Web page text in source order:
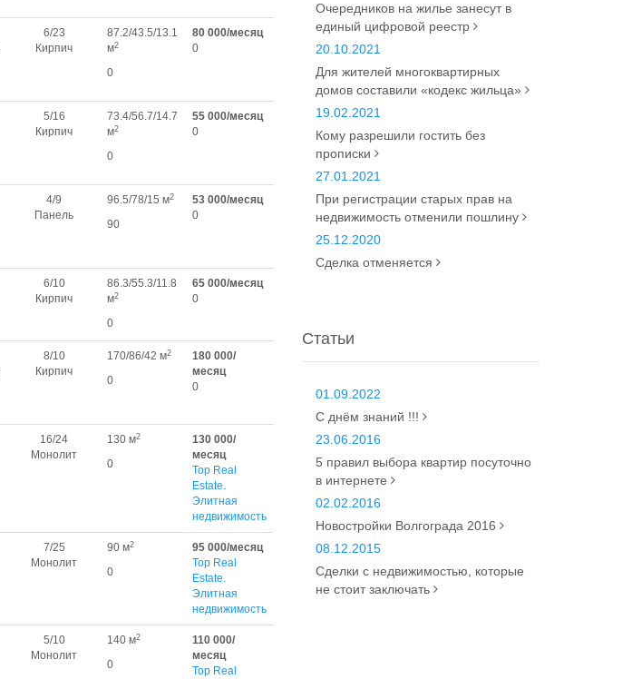
6/23
Кирпич
87.2/43.5/13.1
м2
0
80 000/месяц
0
5/16
Кирпич
73.4/56.7/14.7
м2
0
55 000/месяц
0
4/9
Панель
96.5/78/15 м2
90
53 000/месяц
0
6/10
Кирпич
86.3/55.3/11.8
м2
0
65 000/месяц
0
8/10
Кирпич
170/86/42 м2
0
180 000/
месяц
0
16/24
Монолит
130 м2
0
130 000/
месяц
Top Real
Estate.
Элитная
недвижимость
7/25
Монолит
90 м2
0
95 000/месяц
Top Real
Estate.
Элитная
недвижимость
5/10
Монолит
140 м2
0
110 000/
месяц
Top Real
Очередников на жилье занесут в
единый цифровой реестр
20.10.2021
Для жителей многоквартирных
домов составили «кодекс жильца»
19.02.2021
Кому разрешили гостить без
прописки
27.01.2021
При регистрации старых прав на
недвижимость отменили пошлину
25.12.2020
Сделка отменяется
Статьи
01.09.2022
С днём знаний !!!
23.06.2016
5 правил выбора квартир посуточно
в интернете
02.02.2016
Новостройки Волгограда 2016
08.12.2015
Сделки с недвижимостью, которые
не стоит заключать